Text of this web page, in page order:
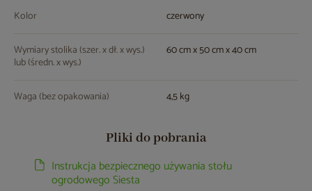
Kolor czerwony
Wymiary stolika (szer. x dł. x wys.)
lub (średn. x wys.)
60 cm x 50 cm x 40 cm
Waga (bez opakowania) 4,5 kg
Pliki do pobrania
Instrukcja bezpiecznego używania stołu
ogrodowego Siesta